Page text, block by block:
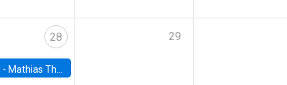
28
- Mathias Thoenig, University of Lausanne
29